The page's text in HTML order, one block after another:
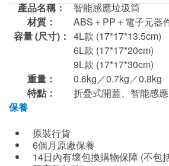
產品名稱：
智能感應垃圾筒
材質：
ABS＋PP＋電子元器
容量 (尺寸)： 4L款 (17*17*13.5cm)
6L款 (17*17*20cm)
9L款 (17*17*30cm)
重量：
0.6kg／0.7kg／0.8kg
特點：
折疊式開蓋、智能感
保養
原裝行貨
6個月原廠保養
14日內有壞包換購物保障 (不包